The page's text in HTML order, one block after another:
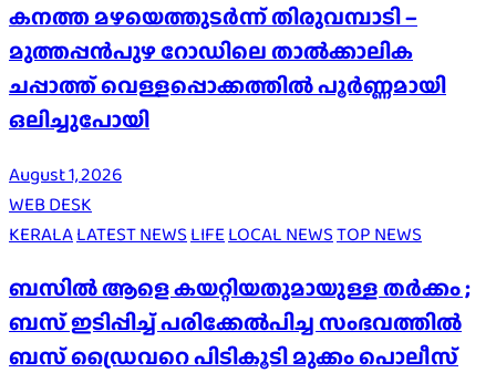
കനത്ത മഴയെത്തുടർന്ന് തിരുവമ്പാടി –
മുത്തപ്പൻപുഴ റോഡിലെ താൽക്കാലിക
ചപ്പാത്ത് വെള്ളപ്പൊക്കത്തിൽ പൂർണ്ണമായി
ഒലിച്ചുപോയി
August 1, 2026
WEB DESK
KERALALATEST NEWSLIFELOCAL NEWSTOP NEWS
ബസിൽ ആളെ കയറ്റിയതുമായുള്ള തർക്കം ;
ബസ് ഇടിപ്പിച്ച് പരിക്കേൽപിച്ച സംഭവത്തിൽ
ബസ് ഡ്രൈവറെ പിടികൂടി മുക്കം പൊലീസ്